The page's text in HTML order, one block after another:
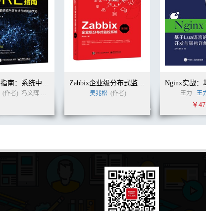
SRE生存指南：系统中断响应与正常运行时间最大化
(作者) 冯文辉 冯文辉
Zabbix企业级分布式监控系统（第2版）
吴兆松 (作者) 王力 王
￥